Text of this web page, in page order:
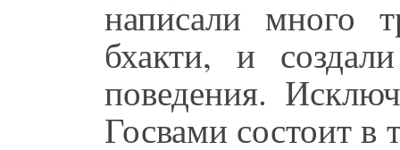
написали много
бхакти, и
поведения.
Госвами состоит в